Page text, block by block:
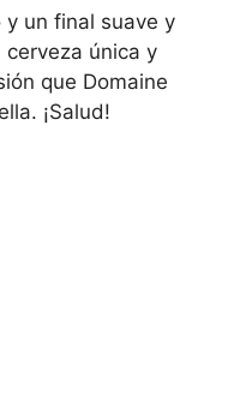
un final suave y
única y
que Domaine
¡Salud!